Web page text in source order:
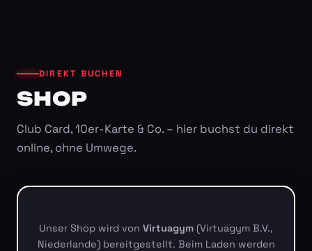
DIREKT BUCHEN
SHOP
Club Card, 10er-Karte & Co. – hier buchst du direkt
online, ohne Umwege.
Unser Shop wird von Virtuagym (Virtuagym B.V.,
Niederlande) bereitgestellt. Beim Laden werden